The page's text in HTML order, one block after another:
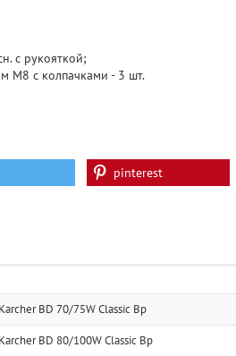
с рукояткой;
М8 с колпачками - 3 шт.
pinterest
BD 70/75W Classic Bp
BD 80/100W Classic Bp